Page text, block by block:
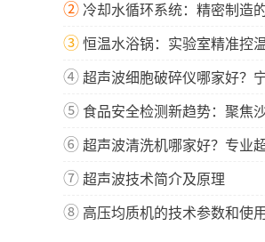
② 冷却水循环系统：精密制造的温度守
③ 恒温水浴锅：实验室精准控温的解决
④ 超声波细胞破碎仪哪家好？宁波新芝生物科技实
⑤ 食品安全检测新趋势：聚焦沙门氏菌与微生物检测技术
⑥ 超声波清洗机哪家好？专业超声波清洗机厂家-宁波新
⑦ 超声波技术简介及原理
⑧ 高压均质机的技术参数和使用注意